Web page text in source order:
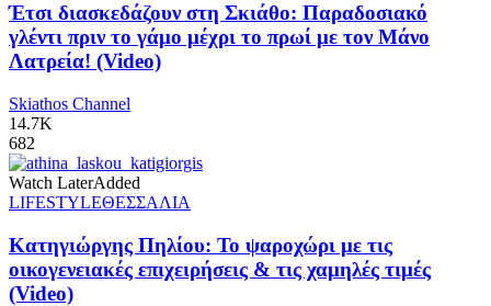
Έτσι διασκεδάζουν στη Σκιάθο: Παραδοσιακό
γλέντι πριν το γάμο μέχρι το πρωί με τον Μάνο
Λατρεία! (Video)
Skiathos Channel
14.7K
682
Watch LaterAdded
LIFESTYLEΘΕΣΣΑΛΙΑ
Κατηγιώργης Πηλίου: Το ψαροχώρι με τις
οικογενειακές επιχειρήσεις & τις χαμηλές τιμές
(Video)